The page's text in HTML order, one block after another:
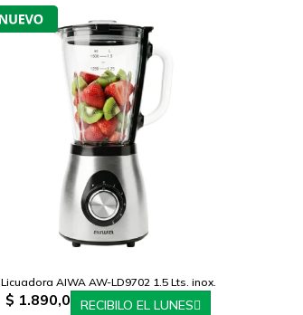
Licuadora AIWA AW-LD9702 1.5 Lts. inox.
$ 1.890,0 RECIBILO EL LUNES